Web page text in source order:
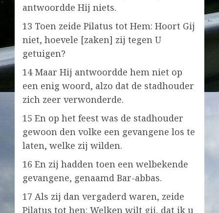
antwoordde Hij niets.
13 Toen zeide Pilatus tot Hem: Hoort Gij
niet, hoevele [zaken] zij tegen U
getuigen?
14 Maar Hij antwoordde hem niet op
een enig woord, alzo dat de stadhouder
zich zeer verwonderde.
15 En op het feest was de stadhouder
gewoon den volke een gevangene los te
laten, welke zij wilden.
16 En zij hadden toen een welbekende
gevangene, genaamd Bar-abbas.
17 Als zij dan vergaderd waren, zeide
Pilatus tot hen: Welken wilt gij, dat ik u